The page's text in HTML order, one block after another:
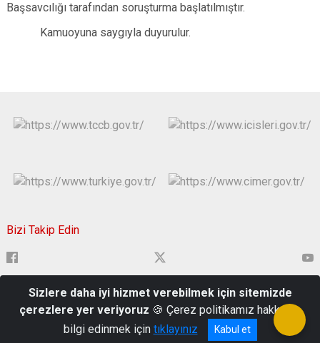
Başsavcılığı tarafından soruşturma başlatılmıştır.
Kamuoyuna saygıyla duyurulur.
Bizi Takip Edin
Çavuşbey Mahallesi, Hükümet Cad. 22000 Edirne Merkez/Edirne
0284 213 91 84
Sizlere daha iyi hizmet verebilmek için sitemizde
çerezlere yer veriyoruz 🍪 Çerez politikamız hakkında
bilgi edinmek için tıklayınız Kabul et